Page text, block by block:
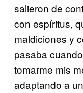
salieron de
con espíritus,
maldiciones y
pasaba
tomarme mis
adaptando a